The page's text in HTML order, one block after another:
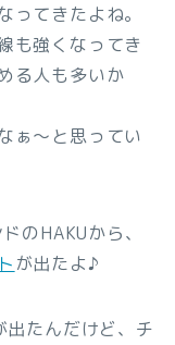
てきたよね。
も強くなってき
る人も多いか
ぁ～と思ってい
のHAKUから、
が出たよ♪
たんだけど、 チ